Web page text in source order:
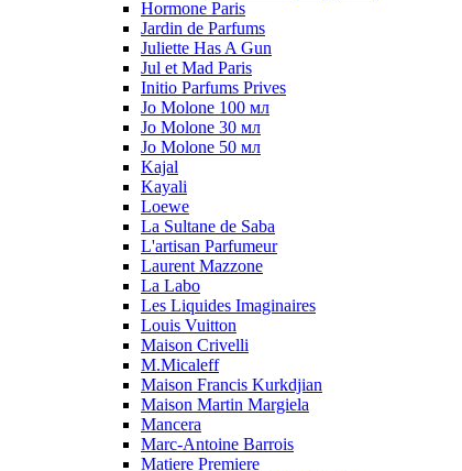
Hormone Paris
Jardin de Parfums
Juliette Has A Gun
Jul et Mad Paris
Initio Parfums Prives
Jo Molone 100 мл
Jo Molone 30 мл
Jo Molone 50 мл
Kajal
Kayali
Loewe
La Sultane de Saba
L'artisan Parfumeur
Laurent Mazzone
La Labo
Les Liquides Imaginaires
Louis Vuitton
Maison Crivelli
M.Micaleff
Maison Francis Kurkdjian
Maison Martin Margiela
Mancera
Marc-Antoine Barrois
Matiere Premiere